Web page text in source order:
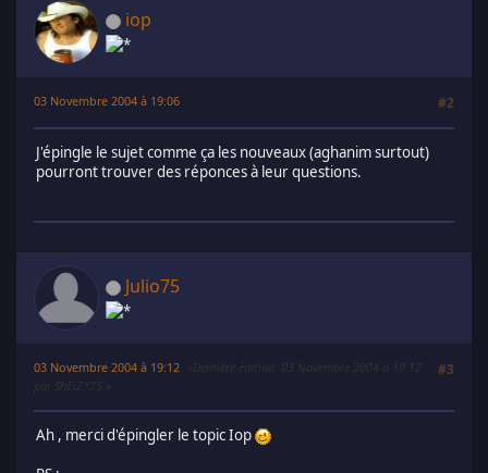
iop
03 Novembre 2004 à 19:06 #2
J'épingle le sujet comme ça les nouveaux (aghanim surtout)
pourront trouver des réponces à leur questions.
Julio75
03 Novembre 2004 à 19:12 #3
Dernière édition
: 03 Novembre 2004 à 19:12
par ShEiZ*75
Ah , merci d'épingler le topic Iop